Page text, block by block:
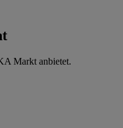
Markt anbietet.